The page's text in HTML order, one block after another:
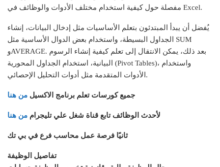
مفصلة حول كيفية استخدام مختلف الأدوات والوظائف في Excel.
يُفضل أن يبدأ المبتدئون بتعلم الأساسيات مثل إدخال البيانات، إنشاء
الجداول البسيطة، واستخدام بعض الدوال الأساسية مثل SUM
وAVERAGE. بعد ذلك، يمكن الانتقال إلى تعلم كيفية إنشاء الرسوم
البيانية، استخدام الجداول المحورية (Pivot Tables)، واستخدام
الأدوات المتقدمة مثل أدوات التحليل الإحصائي.
جميع كورسات تعلم برنامج الاكسيل من هنا
لأحدث الوظائف تابع قناة شغل علي تليجرام من هنا
ثانيًا فرصة عمل محاسب فرع في بي تك
تفاصيل الوظيفة